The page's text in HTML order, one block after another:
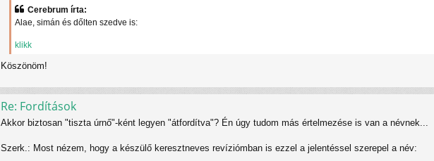
Cerebrum írta:
Alae, simán és dőlten szedve is:
klikk
Köszönöm!
Re: Fordítások
Akkor biztosan "tiszta úrnő"-ként legyen "átfordítva"? Én úgy tudom más értelmezése is van a névnek...
Szerk.: Most nézem, hogy a készülő keresztneves revíziómban is ezzel a jelentéssel szerepel a név: